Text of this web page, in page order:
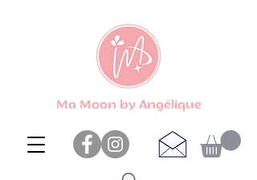
Ma Moon by Angélique